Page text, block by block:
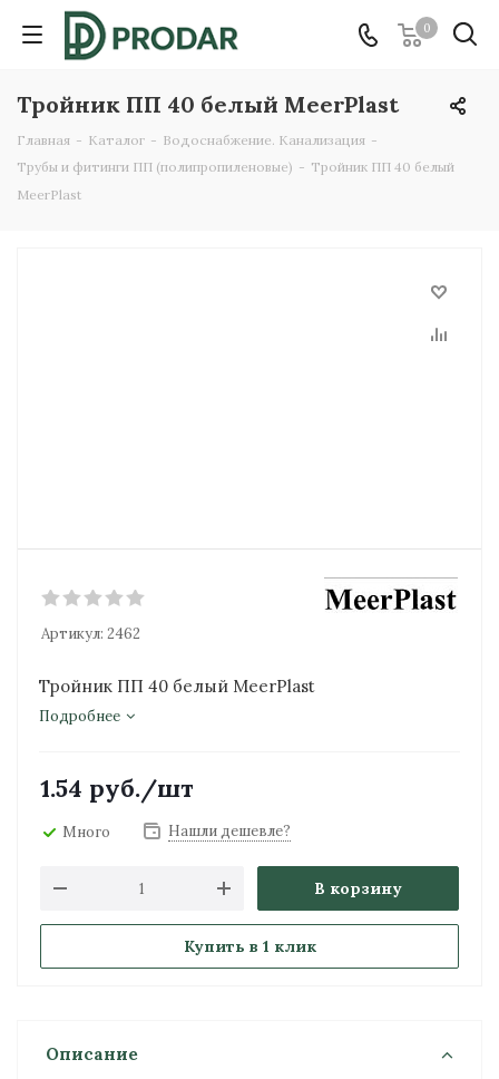
0
Тройник ПП 40 белый MeerPlast
Главная - Каталог - Водоснабжение. Канализация -
Трубы и фитинги ПП (полипропиленовые) - Тройник ПП 40 белый
MeerPlast
Артикул: 2462
Тройник ПП 40 белый MeerPlast
Подробнее
1.54 руб./шт
Много Нашли дешевле?
В корзину
Купить в 1 клик
Описание